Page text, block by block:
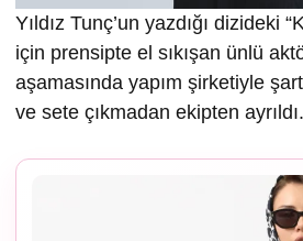
Yıldız Tunç’un yazdığı dizideki
için prensipte el sıkışan ünlü
aşamasında yapım şirketiyle
ve sete çıkmadan ekipten ayrıldı.